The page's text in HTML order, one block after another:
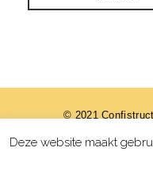
© 2021
Deze website maakt